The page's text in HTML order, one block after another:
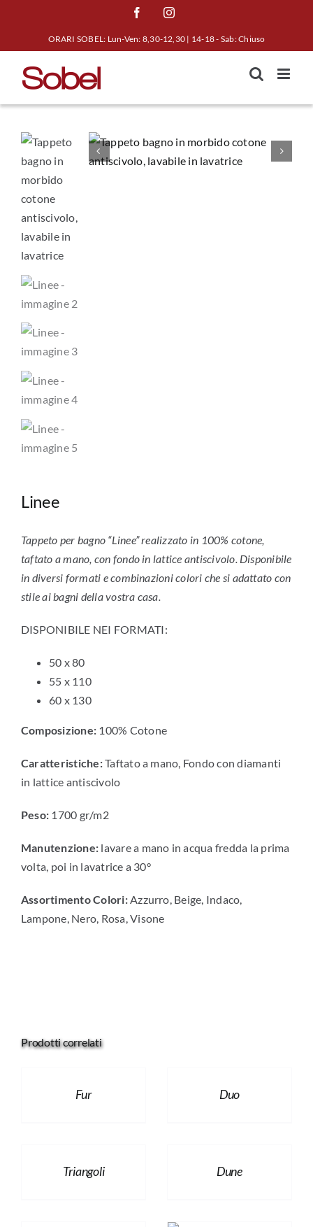
contenuto
FacebookInstagram
ORARI SOBEL: Lun-Ven: 8,30-12,30 | 14-18 - Sab: Chiuso
Linee
Tappeto per bagno “Linee” realizzato in 100% cotone,
taftato a mano, con fondo in lattice antiscivolo. Disponibile
in diversi formati e combinazioni colori che si adattato con
stile ai bagni della vostra casa.
DISPONIBILE NEI FORMATI:
50 x 80
55 x 110
60 x 130
Composizione: 100% Cotone
Caratteristiche:Taftato a mano, Fondo con diamanti
in lattice antiscivolo
Peso: 1700 gr/m2
Manutenzione: lavare a mano in acqua fredda la prima
volta, poi in lavatrice a 30°
Assortimento Colori:Azzurro, Beige, Indaco,
Lampone, Nero, Rosa, Visone
Prodotti correlati
Fur Duo
Triangoli Dune